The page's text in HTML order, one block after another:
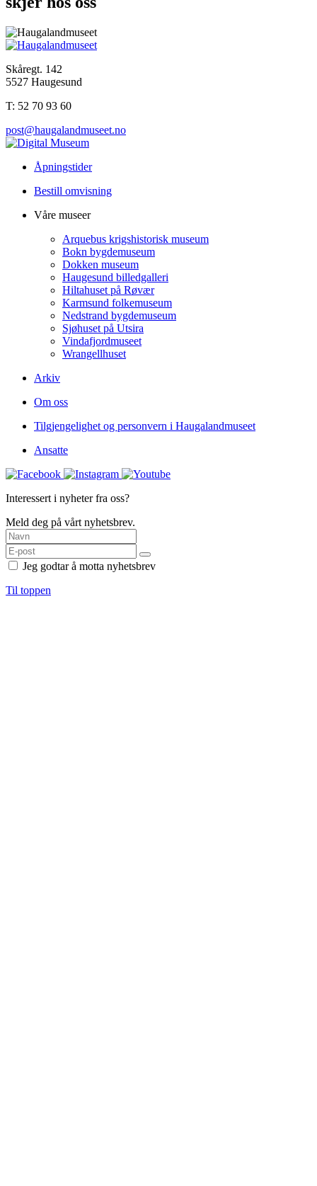
Skåregt. 142
5527 Haugesund
T: 52 70 93 60
post@haugalandmuseet.no
Åpningstider
Bestill omvisning
Våre museer
Arquebus krigshistorisk museum
Bokn bygdemuseum
Dokken museum
Haugesund billedgalleri
Hiltahuset på Røvær
Karmsund folkemuseum
Nedstrand bygdemuseum
Sjøhuset på Utsira
Vindafjordmuseet
Wrangellhuset
Arkiv
Om oss
Tilgjengelighet og personvern i Haugalandmuseet
Ansatte
Interessert i nyheter fra oss?
Meld deg på vårt nyhetsbrev.
Jeg godtar å motta nyhetsbrev
Til toppen